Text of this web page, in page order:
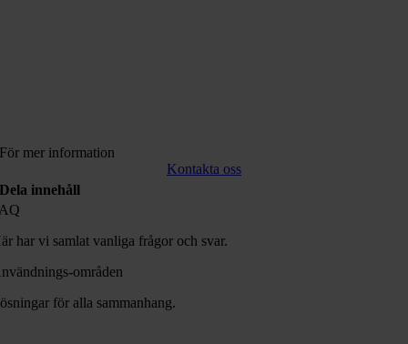
För mer information
Kontakta oss
Dela innehåll
har vi samlat vanliga frågor och svar.
områden
för alla sammanhang.